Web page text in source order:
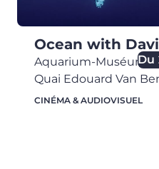
Ocean with
Du
Aquarium-Muséum
Quai Edouard Van
CINÉMA & AUDIOVISUEL